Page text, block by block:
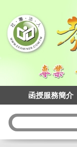
函授服務簡介